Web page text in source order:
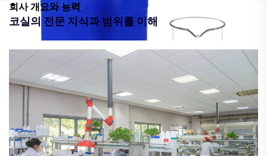
회사 개요와 능력
코실의 전문 지식과 범위를 이해